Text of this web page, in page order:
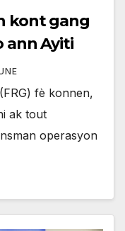
kont gang
ann Ayiti
fè konnen,
ak tout
operasyon